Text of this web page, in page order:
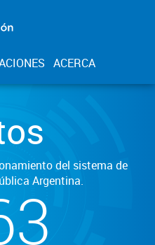
ACERCA
del sistema de
Argentina.